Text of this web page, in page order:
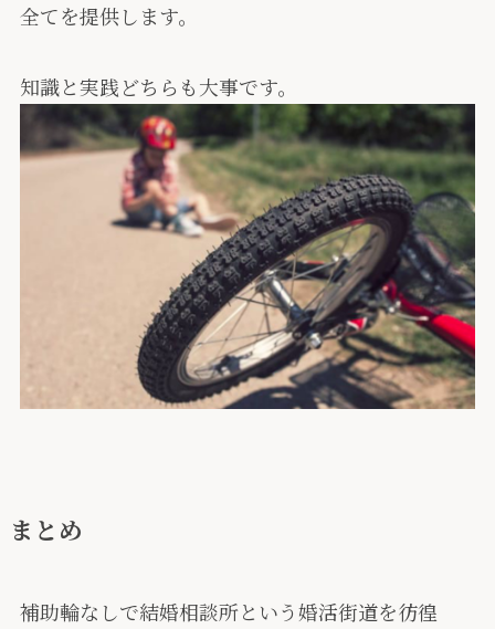
全てを提供します。
知識と実践どちらも大事です。
まとめ
補助輪なしで結婚相談所という婚活街道を彷徨